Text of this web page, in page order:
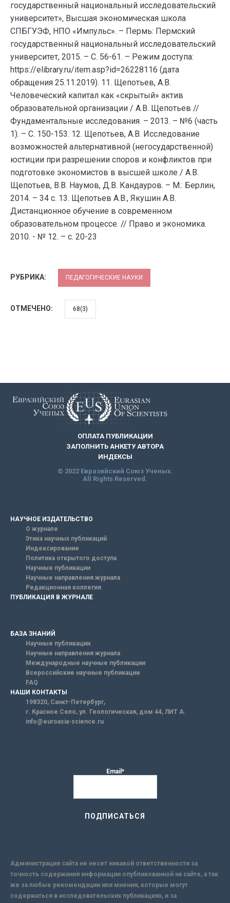
государственный национальный исследовательский
университет», Высшая экономическая школа
СПБГУЭФ, НПО «Импульс». – Пермь: Пермский
государственный национальный исследовательский
университет, 2015. – С. 56-61. – Режим доступа:
https://elibrary.ru/item.asp?id=26228116 (дата
обращения 25.11.2019). 11. Щепотьев, А.В.
Человеческий капитал как «скрытый» актив
образовательной организации / А.В. Щепотьев //
Фундаментальные исследования. – 2013. – №6 (часть
1). – C. 150-153. 12. Щепотьев, А.В. Исследование
возможностей альтернативной (негосударственной)
юстиции при разрешении споров и конфликтов при
подготовке экономистов в высшей школе / А.В.
Щепотьев, В.В. Наумов, Д.В. Кандауров. – М.: Берлин,
2014. – 34 c. 13. Щепотьев А.В., Якушин А.В.
Дистанционное обучение в современном
образовательном процессе. // Право и экономика.
2010. - № 12. – с. 20-23
РУБРИКА: ПЕДАГОГИЧЕСКИЕ НАУКИ
ОТМЕЧЕНО: 68(3)
ОПЛАТА ПУБЛИКАЦИИ
ЗАПОЛНИТЬ АНКЕТУ АВТОРА
ИНДЕКСЫ
© 2022 Евразийский Союз Ученых.
All Rights Reserved.
НАУЧНОЕ ИЗДАТЕЛЬСТВО
О журнале
Этика научных публикаций
Индексирование
Политика открытого доступа
Научные публикации
Научные направления журнала
Редакционная коллегия
ПУБЛИКАЦИЯ В ЖУРНАЛЕ
БАЗА ЗНАНИЙ
Научные публикации
Научные направления журнала
Международные научные публикации
Всероссийские научные публикации
FAQ
НАШИ КОНТАКТЫ
198320, Санкт-Петербург,
г. Красное Село, ул. Геологическая, дом 44, ЛИТ А.
info@euroasia-science.ru
Email*
Администрация сайта не несет никакой ответственности за
точность содержания информации опубликованной на сайте, а так
же за любые рекомендации или мнения, которые могут
содержаться в исследовательских публикациях, и за